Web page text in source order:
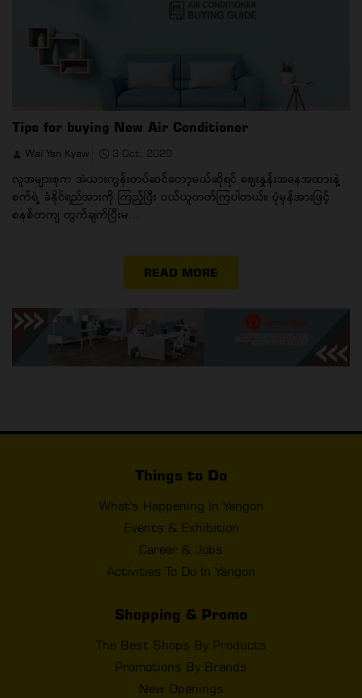
Tips for buying New Air Conditioner
Wai Yan Kyaw 3 Oct, 2020
လူအများစုက အဲယားကွန်းတပ်ဆင်တော့မယ်ဆိုရင် ဈေးနှုန်းအနေအထားနဲ့
စက်ရဲ့ ခံနိုင်ရည်အားကို ကြည့်ပြီး ဝယ်ယူတတ်ကြပါတယ်။ ပုံမှန်အားဖြင့်
စနစ်တကျ တွက်ချက်ပြီးမ...
READ MORE
Things to Do
What's Happening In Yangon
Events & Exhibition
Career & Jobs
Activities To Do In Yangon
Shopping & Promo
The Best Shops By Products
Promotions By Brands
New Openings